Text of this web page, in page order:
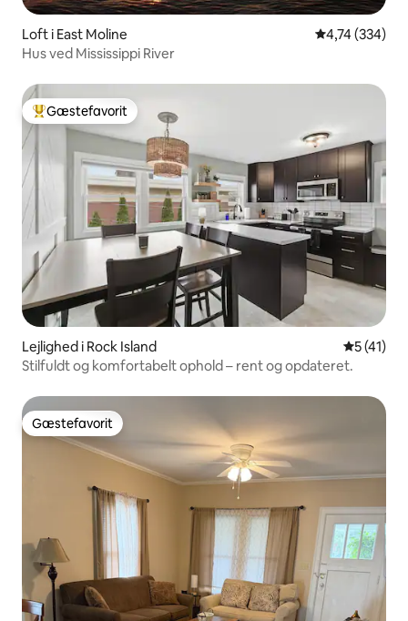
Loft i East Moline 4,74 ud af 5 i
4,74 (334)
Hus ved Mississippi River
Bedste gæstefavorit
Gæstefavorit
Lejlighed i Rock Island 5 ud af 5
5 (41)
Stilfuldt og komfortabelt ophold – rent og opdateret.
Gæstefavorit
Gæstefavorit